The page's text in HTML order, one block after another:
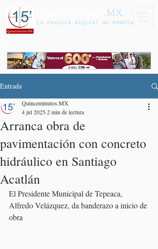
.MX
La revista digital de Puebla
Entrada
Arranca obra de
pavimentación con concreto
hidráulico en Santiago
Acatlán
Quinceminutos.MX
4 jul 20252 min de lectura
El Presidente Municipal de Tepeaca,
Alfredo Velázquez, da banderazo a inicio de
obra